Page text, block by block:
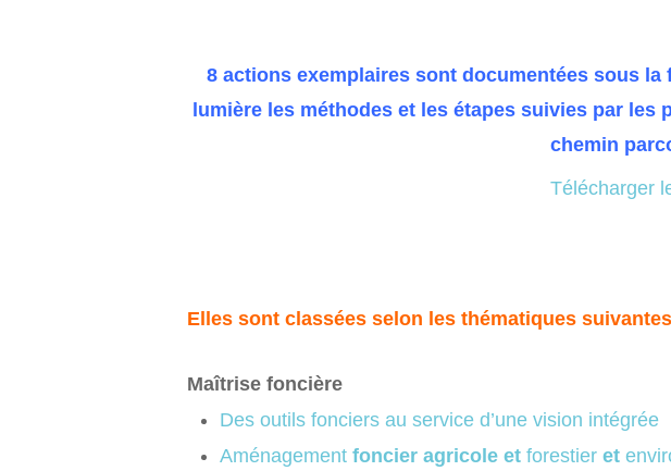
8 actions exemplaires sont documentées sous la
lumière les méthodes et les étapes suivies par les
chemin
Télécharger
Elles sont classées selon les thématiques
Maîtrise foncière
Des outils fonciers au service d’une vision intégrée
Aménagement foncier agricole et forestier et